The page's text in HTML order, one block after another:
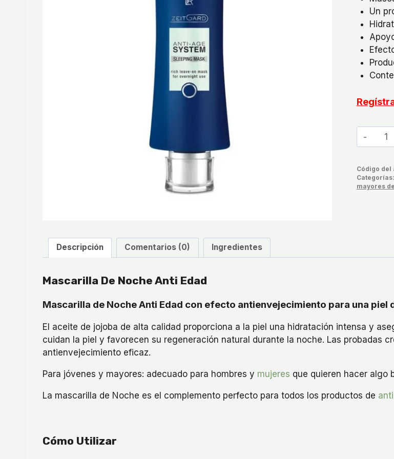
Un
de
Anti
Código
Categorías:
mayores
Descripción Comentarios (0) Ingredientes
Mascarilla De Noche Anti Edad
Mascarilla de Noche Anti Edad con efecto antienvejecimiento para una piel
El aceite de jojoba de alta calidad proporciona a la piel una hidratación intensa y
cuidan la piel y favorecen su regeneración natural durante la noche. Las probadas
antienvejecimiento eficaz.
Para jóvenes y mayores: adecuado para hombres y mujeres que quieren hacer algo
La mascarilla de Noche es el complemento perfecto para todos los productos de
Cómo Utilizar